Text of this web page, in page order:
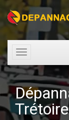
Toggle
navigation